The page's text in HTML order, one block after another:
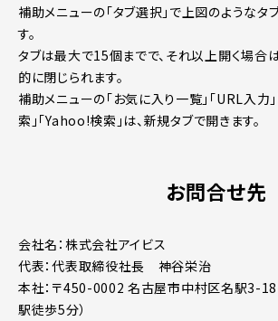
補助メニューの「タブ選択」で上図のような
す。
タブは最大で15個までで、それ以上開く場合
的に閉じられます。
補助メニューの「お気に入り一覧」「URL入力
索」「Yahoo!検索」は、新規タブで開きます。
お問合せ先
会社名：株式会社アイビス
代表：代表取締役社長 神谷栄治
本社：〒450-0002 名古屋市中村区名駅3-
駅徒歩5分）